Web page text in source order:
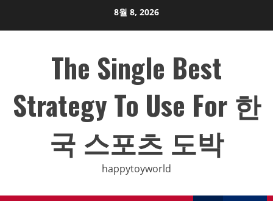
8월 8, 2026
The Single Best
Strategy To Use For 한
국 스포츠 도박
happytoyworld